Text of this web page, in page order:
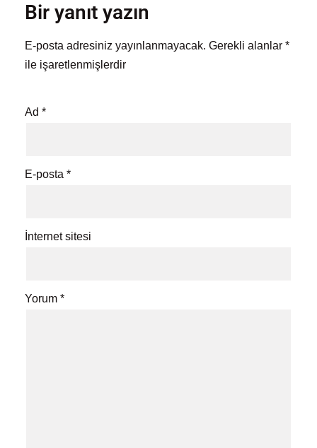
Bir yanıt yazın
E-posta adresiniz yayınlanmayacak. Gerekli alanlar *
ile işaretlenmişlerdir
Ad *
E-posta *
İnternet sitesi
Yorum *